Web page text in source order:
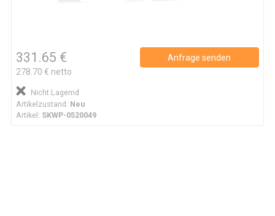
331.65 €
278.70 € netto
Anfrage senden
Nicht Lagernd
Artikelzustand: Neu
Artikel: SKWP-0520049